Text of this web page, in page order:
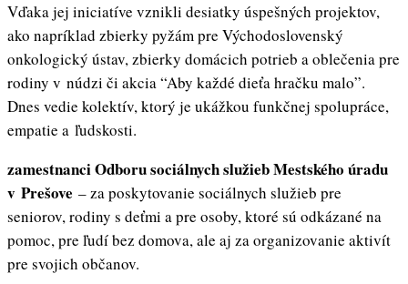
Vďaka jej iniciatíve vznikli desiatky úspešných projektov,
ako napríklad zbierky pyžám pre Východoslovenský
onkologický ústav, zbierky domácich potrieb a oblečenia pre
rodiny v núdzi či akcia “Aby každé dieťa hračku malo”.
Dnes vedie kolektív, ktorý je ukážkou funkčnej spolupráce,
empatie a ľudskosti.
zamestnanci Odboru sociálnych služieb Mestského úradu
v Prešove – za poskytovanie sociálnych služieb pre
seniorov, rodiny s deťmi a pre osoby, ktoré sú odkázané na
pomoc, pre ľudí bez domova, ale aj za organizovanie aktivít
pre svojich občanov.